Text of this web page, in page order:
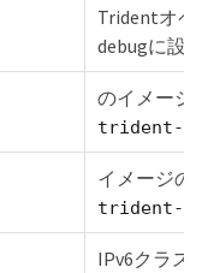
Tridentオ
debugに設
のイメージ
trident-
イメージの
trident-
IPv6クラス